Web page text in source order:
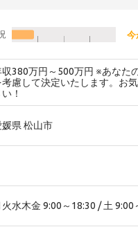
今
収380万円～500万円 ※あなた
考慮して決定いたします。お
！
媛県 松山市
火水木金 9:00～18:30 / 土 9:00